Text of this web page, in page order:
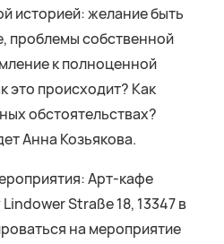
историей: желание быть
проблемы собственной
к полноценной
это происходит? Как
обстоятельствах?
Анна Козьякова.
Арт-кафе
Straße 18, 13347 в
на мероприятие